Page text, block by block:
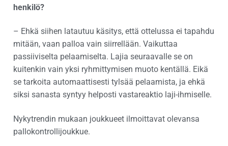
henkilö?
– Ehkä siihen latautuu käsitys, että ottelussa ei tapahdu
mitään, vaan palloa vain siirrellään. Vaikuttaa
passiiviselta pelaamiselta. Lajia seuraavalle se on
kuitenkin vain yksi ryhmittymisen muoto kentällä. Eikä
se tarkoita automaattisesti tylsää pelaamista, ja ehkä
siksi sanasta syntyy helposti vastareaktio laji-ihmiselle.
Nykytrendin mukaan joukkueet ilmoittavat olevansa
pallokontrollijoukkue.